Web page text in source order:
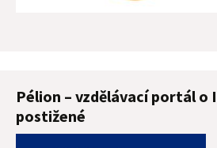
Pélion – vzdělávací portál o
postižené